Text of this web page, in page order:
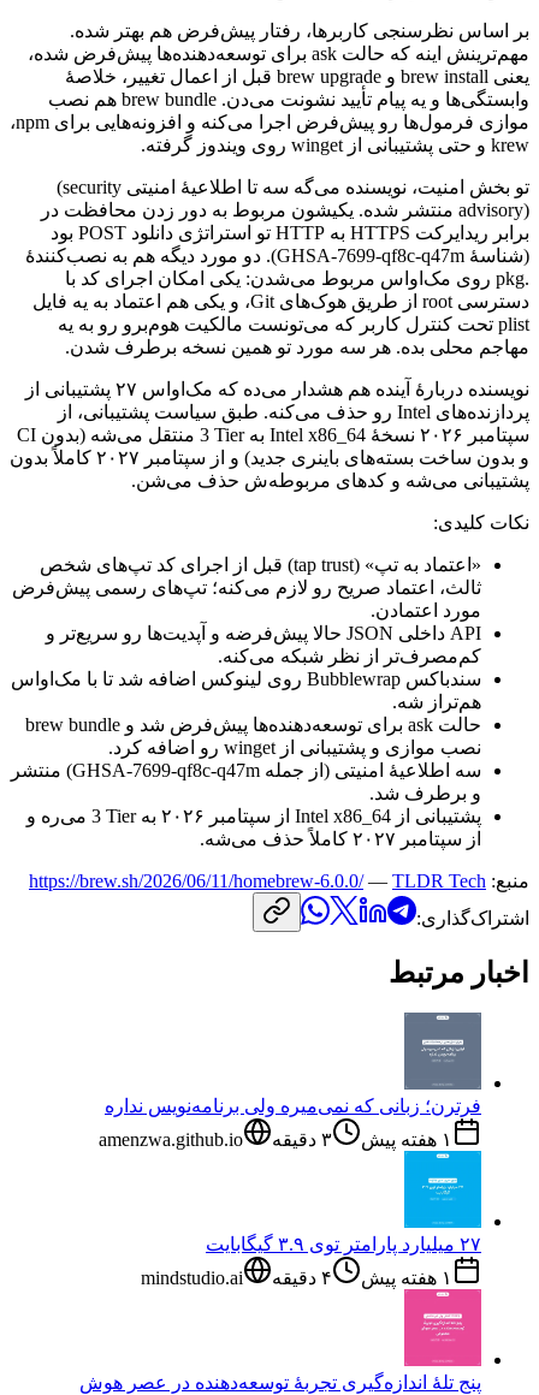
بر اساس نظرسنجی کاربرها، رفتار پیش‌فرض هم بهتر شده.
مهم‌ترینش اینه که حالت ask برای توسعه‌دهنده‌ها پیش‌فرض شده،
یعنی brew install و brew upgrade قبل از اعمال تغییر، خلاصهٔ
وابستگی‌ها و یه پیام تأیید نشونت می‌دن. brew bundle هم نصب
موازی فرمول‌ها رو پیش‌فرض اجرا می‌کنه و افزونه‌هایی برای npm،
krew و حتی پشتیبانی از winget روی ویندوز گرفته.
تو بخش امنیت، نویسنده می‌گه سه تا اطلاعیهٔ امنیتی (security
advisory) منتشر شده. یکیشون مربوط به دور زدن محافظت در
برابر ریدایرکت HTTPS به HTTP تو استراتژی دانلود POST بود
(شناسهٔ GHSA-7699-qf8c-q47m
)
. دو مورد دیگه هم به نصب‌کنندهٔ
.
pkg روی مک‌اواس مربوط می‌شدن: یکی امکان اجرای کد با
دسترسی root از طریق هوک‌های Git، و یکی هم اعتماد به یه فایل
plist تحت کنترل کاربر که می‌تونست مالکیت هوم‌برو رو به یه
مهاجم محلی بده. هر سه مورد تو همین نسخه برطرف شدن.
نویسنده دربارهٔ آینده هم هشدار می‌ده که مک‌اواس ۲۷ پشتیبانی از
پردازنده‌های Intel رو حذف می‌کنه. طبق سیاست پشتیبانی، از
سپتامبر ۲۰۲۶ نسخهٔ Intel x86_64 به Tier
3 منتقل می‌شه (بدون CI
و بدون ساخت بسته‌های باینری جدید) و از سپتامبر ۲۰۲۷ کاملاً بدون
پشتیبانی می‌شه و کدهای مربوطه‌ش حذف می‌شن.
نکات کلیدی:
«اعتماد به تپ» (tap trust) قبل از اجرای کد تپ‌های شخص
ثالث،
اعتماد صریح رو لازم می‌کنه؛ تپ‌های رسمی پیش‌فرض
مورد
اعتمادن.
API داخلی JSON حالا پیش‌فرضه و آپدیت‌ها رو سریع‌تر و
کم‌مصرف‌تر
از نظر شبکه می‌کنه.
سندباکس Bubblewrap روی لینوکس اضافه شد تا با مک‌اواس
هم‌تراز شه.
حالت ask برای توسعه‌دهنده‌ها پیش‌فرض شد و brew bundle
نصب موازی و پشتیبانی از winget رو اضافه کرد.
سه اطلاعیهٔ امنیتی (از جمله GHSA-7699-qf8c-q47m
) منتشر
و برطرف شد.
پشتیبانی از Intel x86_64 از سپتامبر ۲۰۲۶ به Tier
3 می‌ره و
از سپتامبر ۲۰۲۷ کاملاً حذف می‌شه.
منبع: TLDR Tech
—
https://brew.sh/2026/06/11/homebrew-6.0.0/
اشتراک‌گذاری:
اخبار مرتبط
فرترن؛ زبانی که نمی‌میره ولی برنامه‌نویس نداره
۱ هفته پیش
۳ دقیقه amenzwa.github.io
۲۷ میلیارد پارامتر توی ۳.۹ گیگابایت
۱ هفته پیش
۴ دقیقه mindstudio.ai
پنج تلهٔ اندازه‌گیری تجربهٔ توسعه‌دهنده در عصر هوش